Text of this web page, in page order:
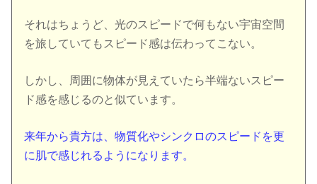
それはちょうど、光のスピードで何もない宇宙空間
を旅していてもスピード感は伝わってこない。
しかし、周囲に物体が見えていたら半端ないスピー
ド感を感じるのと似ています。
来年から貴方は、物質化やシンクロのスピードを更
に肌で感じれるようになります。